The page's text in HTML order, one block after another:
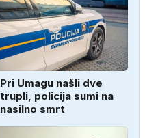
Pri Umagu našli dve
trupli, policija sumi na
nasilno smrt